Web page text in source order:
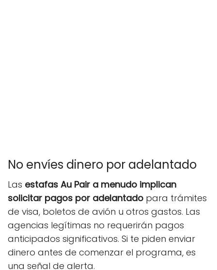
No envíes dinero por adelantado
Las estafas Au Pair a menudo implican
solicitar pagos por adelantado para trámites
de visa, boletos de avión u otros gastos. Las
agencias legítimas no requerirán pagos
anticipados significativos. Si te piden enviar
dinero antes de comenzar el programa, es
una señal de alerta.